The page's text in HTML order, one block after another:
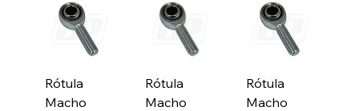
Rótula
Macho
Rótula
Macho
Rótula
Macho